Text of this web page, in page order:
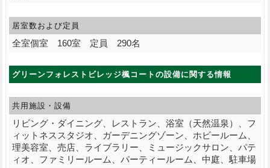
居室数および定員
全室個室 160室 定員 290名
グリーンフォレストビレッジ楓コートの設備に関する情報
共用施設・設備
リビング・ダイニング、レストラン、浴室（天然温泉）、フ
ィットネススタジオ、ガーデニングゾーン、ホビールーム、
理美容室、売店、ライブラリー、ミュージックサロン、パテ
ィオ、ファミリールーム、パーティールーム、中庭、駐車場